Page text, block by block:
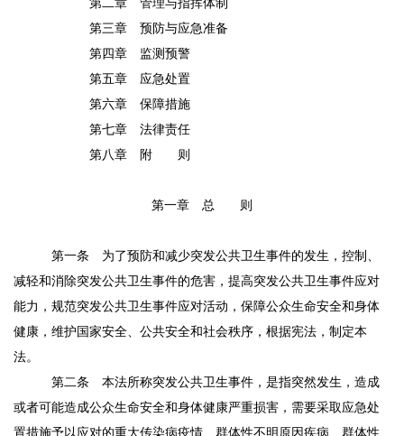
第二章 管理与指挥体制
第三章 预防与应急准备
第四章 监测预警
第五章 应急处置
第六章 保障措施
第七章 法律责任
第八章 附 则
第一章 总 则
第一条 为了预防和减少突发公共卫生事件的发生，控制、
减轻和消除突发公共卫生事件的危害，提高突发公共卫生事件应对
能力，规范突发公共卫生事件应对活动，保障公众生命安全和身体
健康，维护国家安全、公共安全和社会秩序，根据宪法，制定本
法。
第二条 本法所称突发公共卫生事件，是指突然发生，造成
或者可能造成公众生命安全和身体健康严重损害，需要采取应急处
置措施予以应对的重大传染病疫情、群体性不明原因疾病、群体性